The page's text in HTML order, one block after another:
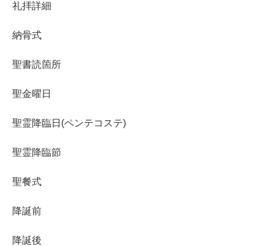
礼拝詳細
納骨式
聖書読箇所
聖金曜日
聖霊降臨日(ペンテコステ)
聖霊降臨節
聖餐式
降誕前
降誕後